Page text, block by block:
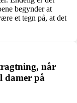
begynder at
et tegn på, at det
når
damer på